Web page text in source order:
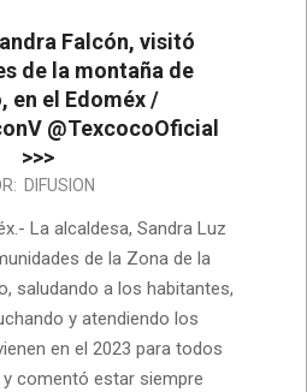
Falcón, visitó
de la montaña de
en el Edoméx /
@TexcocoOficial
>>>
DIFUSION
La alcaldesa, Sandra Luz
de la Zona de la
saludando a los habitantes,
y atendiendo los
en el 2023 para todos
comentó estar siempre